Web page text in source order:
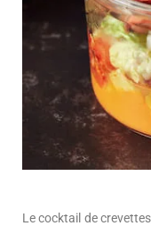
Le cocktail de